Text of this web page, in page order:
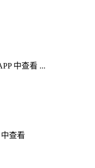
中查看 ...
中查看